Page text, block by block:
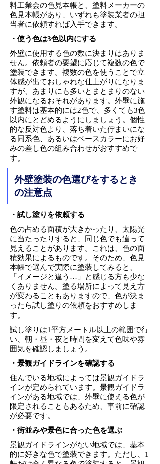
料工業会の色見本帳と、塗料メーカーの
色見本帳があり、いずれも塗装業者の担
当者に依頼すれば入手できます。
・使う色は3色以内にする
外壁に使用する色の数に決まりはありま
せん。依頼者の要望に応じて複数の色で
塗装できます。複数の色を使うことで立
体感が出ておしゃれな仕上がりになりま
すが、あまりにも多いとまとまりのない
外観になるおそれがあります。外壁に施
す塗料は基本的には2色で、多くても3色
以内にとどめるようにしましょう。個性
的な反対色より、落ち着いた佇まいにな
る同系色、あるいはベースカラーにお好
みの差し色の組み合わせがおすすめで
す。
外壁塗装の色選びをするとき
の注意点
・試し塗りを依頼する
色の占める面積が大きかったり、太陽光
に当たったりすると、同じ色でも違って
見えることがあります。これは、色の面
積効果によるものです。そのため、色見
本帳で選んで実際に塗装してみると、
「イメージと違う…」と感じる方も少な
くありません。塗る場所によって見え方
が変わることもありますので、色が決ま
ったら試し塗りの依頼をおすすめしま
す。
試し塗りは1平方メートル以上の範囲で行
い、朝・昼・夜と時間を変えて色味や雰
囲気を確認しましょう。
・景観ガイドラインを確認する
住んでいる地域によっては景観ガイドラ
インが定められています。景観ガイドラ
インがある地域では、外壁に使える色が
限定されることもあるため、事前に確認
が必要です。
・街並みや景色に合った色を選ぶ
景観ガイドラインがない地域では、基本
的に好きな色で塗装できます。ただし、1